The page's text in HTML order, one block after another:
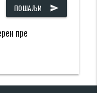
ПОШАЉИ send
пре